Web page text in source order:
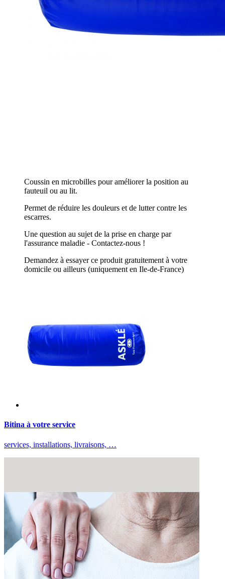
Coussin en microbilles pour améliorer la position au
fauteuil ou au lit.
Permet de réduire les douleurs et de lutter contre les
escarres.
Une question au sujet de la prise en charge par
l'assurance maladie - Contactez-nous !
Demandez à essayer ce produit gratuitement à votre
domicile ou ailleurs (uniquement en Ile-de-France)
Bitina à votre service
services, installations, livraisons, …